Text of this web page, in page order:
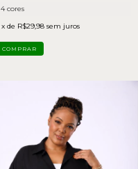
4 cores
x de R$29,98 sem juros
COMPRAR